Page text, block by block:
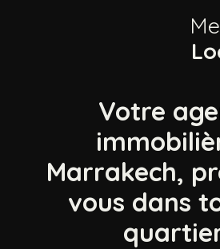
Votre
Marrakech,
vous dans